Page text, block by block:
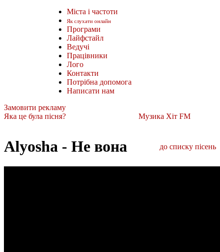
Міста і частоти
Як слухати онлайн
Програми
Лайфстайл
Ведучі
Працівники
Лого
Контакти
Потрібна допомога
Написати нам
Замовити рекламу
Яка це була пісня?
Музика Хіт FM
Alyosha - Не вона до списку пісень